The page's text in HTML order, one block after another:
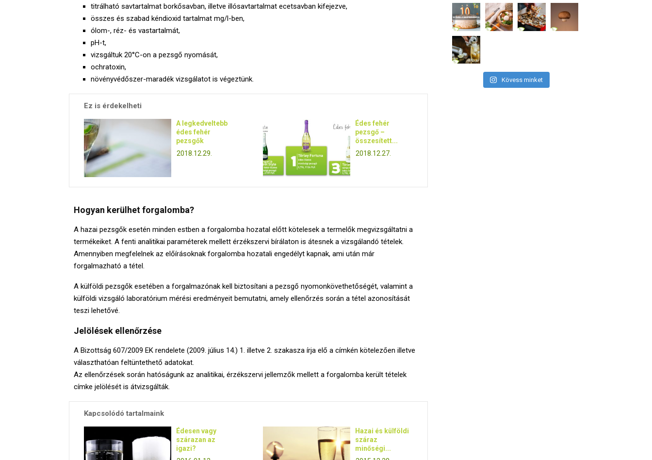
titrálható savtartalmat borkősavban, illetve illósavtartalmat ecetsavban kifejezve,
összes és szabad kéndioxid tartalmat mg/l-ben,
ólom-, réz- és vastartalmát,
pH-t,
vizsgáltuk 20°C-on a pezsgő nyomását,
ochratoxin,
növényvédőszer-maradék vizsgálatot is végeztünk.
Ez is érdekelheti
A legkedveltebb
édes fehér
pezsgők
2018.12.29.
Édes fehér
pezsgő –
összesített...
2018.12.27.
Hogyan kerülhet forgalomba?
A hazai pezsgők esetén minden estben a forgalomba hozatal előtt kötelesek a termelők megvizsgáltatni a
termékeiket. A fenti analitikai paraméterek mellett érzékszervi bírálaton is átesnek a vizsgálandó tételek.
Amennyiben megfelelnek az előírásoknak forgalomba hozatali engedélyt kapnak, ami után már
forgalmazható a tétel.
A külföldi pezsgők esetében a forgalmazónak kell biztosítani a pezsgő nyomonkövethetőségét, valamint a
külföldi vizsgáló laboratórium mérési eredményeit bemutatni, amely ellenőrzés során a tétel azonosítását
teszi lehetővé.
Jelölések ellenőrzése
A Bizottság 607/2009 EK rendelete (2009. július 14.) 1. illetve 2. szakasza írja elő a címkén kötelezően illetve
választhatóan feltüntethető adatokat.
Az ellenőrzések során hatóságunk az analitikai, érzékszervi jellemzők mellett a forgalomba került tételek
címke jelölését is átvizsgálták.
Kapcsolódó tartalmaink
Édesen vagy
szárazan az
igazi?
Hazai és külföldi
száraz
minőségi...
Kövess minket